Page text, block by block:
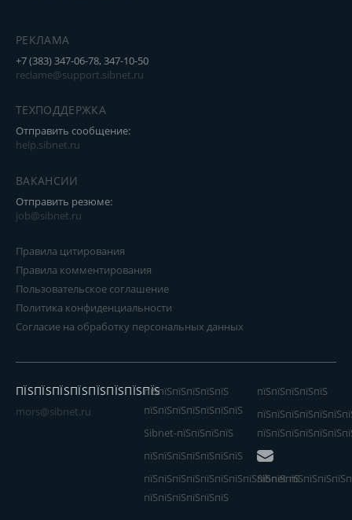
РЕКЛАМА
+7 (383) 347-06-78, 347-10-50
reclame@support.sibnet.ru
ТЕХПОДДЕРЖКА
Отправить сообщение:
help.sibnet.ru
ВАКАНСИИ
Отправить резюме:
job@sibnet.ru
Правила цитирования
Правила комментирования
Пользовательское соглашение
Политика конфиденциальности
Согласие на обработку персональных данных
ПЇЅПЇЅПЇЅПЇЅПЇЅПЇЅПЇЅПЇЅ
mors@sibnet.ru
пїЅпїЅпїЅпїЅпїЅпїЅ
пїЅпїЅпїЅпїЅпїЅпїЅпїЅ
Sibnet-пїЅпїЅпїЅпїЅ
пїЅпїЅпїЅпїЅпїЅ
пїЅпїЅпїЅпїЅпїЅпїЅпїЅ
пїЅпїЅпїЅпїЅпїЅпїЅпїЅпїЅпїЅпїЅпїЅ
пїЅпїЅпїЅпїЅпїЅпїЅ
Sibnet